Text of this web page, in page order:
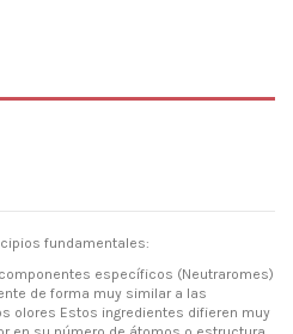
fundamentales:
específicos (Neutraromes)
de forma muy similar a las
olores Estos ingredientes difieren muy